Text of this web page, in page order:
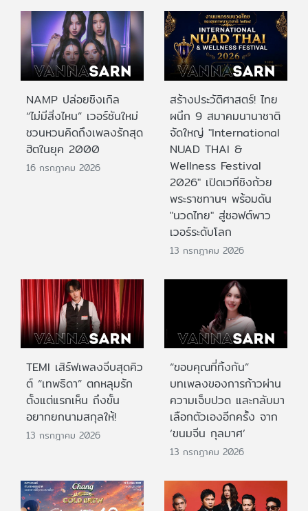
NAMP ปล่อยซิงเกิล
“ไม่มีสิ่งไหน” เวอร์ชันใหม่
ชวนหวนคิดถึงเพลงรักสุด
ฮิตในยุค 2000
16 กรกฎาคม 2026
สร้างประวัติศาสตร์! ไทย
ผนึก 9 สมาคมนานาชาติ
จัดใหญ่ "International
NUAD THAI &
Wellness Festival
2026" เปิดเวทีชิงถ้วย
พระราชทานฯ พร้อมดัน
"นวดไทย" สู่ซอฟต์พาว
เวอร์ระดับโลก
13 กรกฎาคม 2026
TEMI เสิร์ฟเพลงจีบสุดคิว
ต์ “เทพธิดา” ตกหลุมรัก
ตั้งแต่แรกเห็น ถึงขั้น
อยากยกนามสกุลให้!
13 กรกฎาคม 2026
“ขอบคุณที่ทิ้งกัน”
บทเพลงของการก้าวผ่าน
ความเจ็บปวด และกลับมา
เลือกตัวเองอีกครั้ง จาก
‘ขนมจีน กุลมาศ’
13 กรกฎาคม 2026